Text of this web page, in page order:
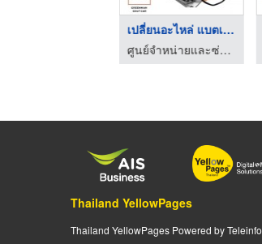
เปลี่ยนอะไหล่ แบตเตอ ...
ศูนย์จำหน่ายและซ่อมรถกอล์ฟราคาถูก
Thailand YellowPages
Thailand YellowPages Powered by Teleinfo